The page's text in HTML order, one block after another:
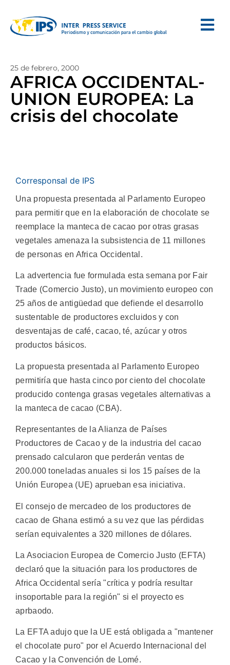
25 de febrero, 2000
AFRICA OCCIDENTAL-
UNION EUROPEA: La
crisis del chocolate
Corresponsal de IPS
Una propuesta presentada al Parlamento Europeo
para permitir que en la elaboración de chocolate se
reemplace la manteca de cacao por otras grasas
vegetales amenaza la subsistencia de 11 millones
de personas en Africa Occidental.
La advertencia fue formulada esta semana por Fair
Trade (Comercio Justo), un movimiento europeo con
25 años de antigüedad que defiende el desarrollo
sustentable de productores excluidos y con
desventajas de café, cacao, té, azúcar y otros
productos básicos.
La propuesta presentada al Parlamento Europeo
permitiría que hasta cinco por ciento del chocolate
producido contenga grasas vegetales alternativas a
la manteca de cacao (CBA).
Representantes de la Alianza de Países
Productores de Cacao y de la industria del cacao
prensado calcularon que perderán ventas de
200.000 toneladas anuales si los 15 países de la
Unión Europea (UE) aprueban esa iniciativa.
El consejo de mercadeo de los productores de
cacao de Ghana estimó a su vez que las pérdidas
serían equivalentes a 320 millones de dólares.
La Asociacion Europea de Comercio Justo (EFTA)
declaró que la situación para los productores de
Africa Occidental sería "crítica y podría resultar
insoportable para la región" si el proyecto es
aprbaodo.
La EFTA adujo que la UE está obligada a "mantener
el chocolate puro" por el Acuerdo Internacional del
Cacao y la Convención de Lomé.